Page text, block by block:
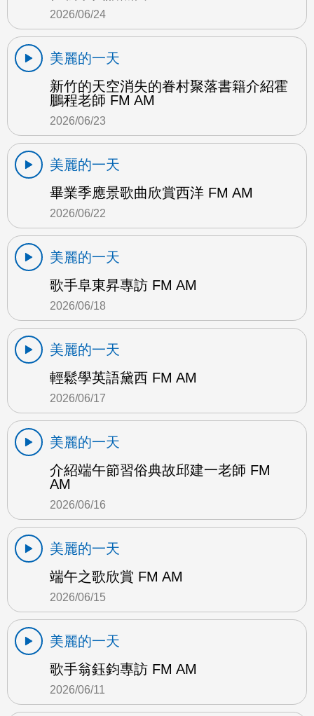
2026/06/24
美麗的一天
新竹的天空消失的眷村聚落書籍介紹霍
鵬程老師 FM AM
2026/06/23
美麗的一天
畢業季應景歌曲欣賞西洋 FM AM
2026/06/22
美麗的一天
歌手阜東昇專訪 FM AM
2026/06/18
美麗的一天
輕鬆學英語黛西 FM AM
2026/06/17
美麗的一天
介紹端午節習俗典故邱建一老師 FM
AM
2026/06/16
美麗的一天
端午之歌欣賞 FM AM
2026/06/15
美麗的一天
歌手翁鈺鈞專訪 FM AM
2026/06/11